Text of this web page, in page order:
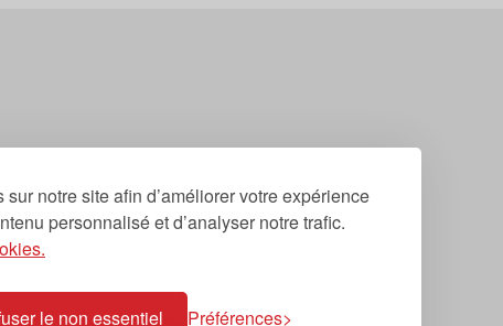
notre site afin d’améliorer votre expérience
personnalisé et d’analyser notre trafic.
le non essentiel Préférences